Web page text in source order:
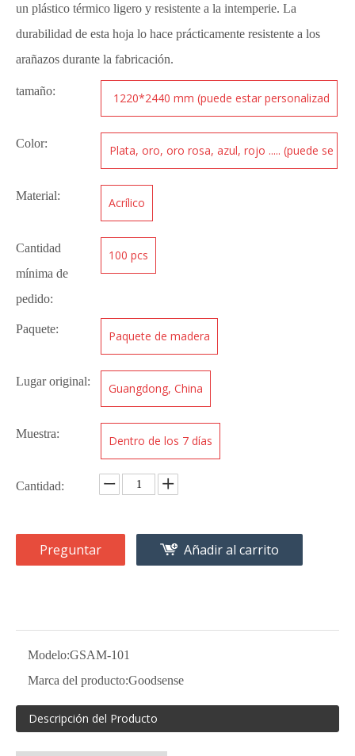
un plástico térmico ligero y resistente a la intemperie. La
durabilidad de esta hoja lo hace prácticamente resistente a los
arañazos durante la fabricación.
tamaño:
1220*2440 mm (puede estar personalizad
Color:
Plata, oro, oro rosa, azul, rojo ..... (puede se
Material: Acrílico
Cantidad
mínima de
pedido:
100 pcs
Paquete: Paquete de madera
Lugar original: Guangdong, China
Muestra: Dentro de los 7 días
Cantidad:
Preguntar Añadir al carrito
Modelo:GSAM-101
Marca del producto:Goodsense
Descripción del Producto